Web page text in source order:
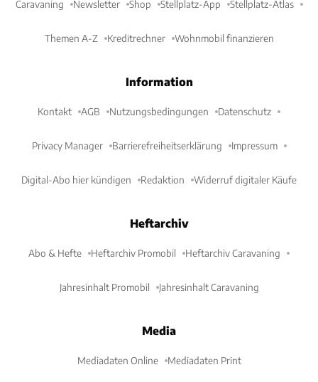
Caravaning Newsletter Shop Stellplatz-App Stellplatz-Atlas
Themen A-Z Kreditrechner Wohnmobil finanzieren
Information
Kontakt AGB Nutzungsbedingungen Datenschutz
Privacy Manager Barrierefreiheitserklärung Impressum
Digital-Abo hier kündigen Redaktion Widerruf digitaler Käufe
Heftarchiv
Abo & Hefte Heftarchiv Promobil Heftarchiv Caravaning
Jahresinhalt Promobil Jahresinhalt Caravaning
Media
Mediadaten Online Mediadaten Print